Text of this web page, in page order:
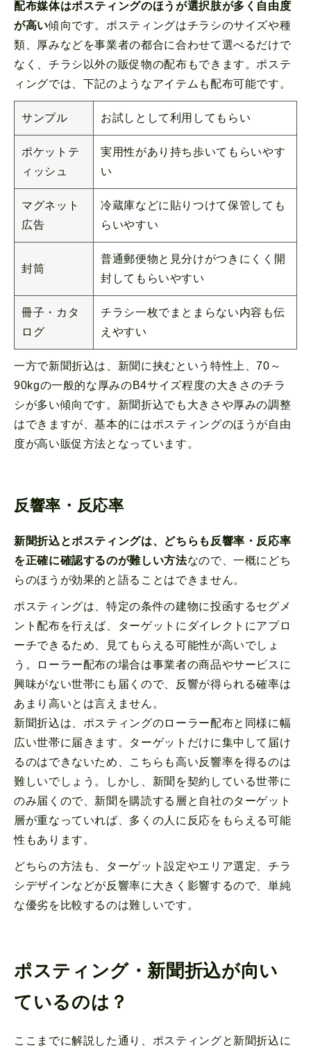
配布媒体はポスティングのほうが選択肢が多く自由度
が高い傾向です。ポスティングはチラシのサイズや種
類、厚みなどを事業者の都合に合わせて選べるだけで
なく、チラシ以外の販促物の配布もできます。ポステ
ィングでは、下記のようなアイテムも配布可能です。
サンプル お試しとして利用してもらい
ポケットテ
ィッシュ
実用性があり持ち歩いてもらいやす
い
マグネット
広告
冷蔵庫などに貼りつけて保管しても
らいやすい
封筒
普通郵便物と見分けがつきにくく開
封してもらいやすい
冊子・カタ
ログ
チラシ一枚でまとまらない内容も伝
えやすい
一方で新聞折込は、新聞に挟むという特性上、70～
90kgの一般的な厚みのB4サイズ程度の大きさのチラ
シが多い傾向です。新聞折込でも大きさや厚みの調整
はできますが、基本的にはポスティングのほうが自由
度が高い販促方法となっています。
反響率・反応率
新聞折込とポスティングは、どちらも反響率・反応率
を正確に確認するのが難しい方法なので、一概にどち
らのほうが効果的と語ることはできません。
ポスティングは、特定の条件の建物に投函するセグメ
ント配布を行えば、ターゲットにダイレクトにアプロ
ーチできるため、見てもらえる可能性が高いでしょ
う。ローラー配布の場合は事業者の商品やサービスに
興味がない世帯にも届くので、反響が得られる確率は
あまり高いとは言えません。
新聞折込は、ポスティングのローラー配布と同様に幅
広い世帯に届きます。ターゲットだけに集中して届け
るのはできないため、こちらも高い反響率を得るのは
難しいでしょう。しかし、新聞を契約している世帯に
のみ届くので、新聞を購読する層と自社のターゲット
層が重なっていれば、多くの人に反応をもらえる可能
性もあります。
どちらの方法も、ターゲット設定やエリア選定、チラ
シデザインなどが反響率に大きく影響するので、単純
な優劣を比較するのは難しいです。
ポスティング・新聞折込が向い
ているのは？
ここまでに解説した通り、ポスティングと新聞折込に